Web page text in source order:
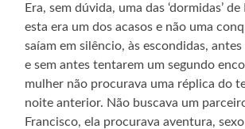
Era, sem dúvida, uma das ‘dormidas’
esta era um dos acasos e não uma
saíam em silêncio, às escondidas,
e sem antes tentarem um segundo
mulher não procurava uma réplica do
noite anterior. Não buscava um
Francisco, ela procurava aventura, sexo